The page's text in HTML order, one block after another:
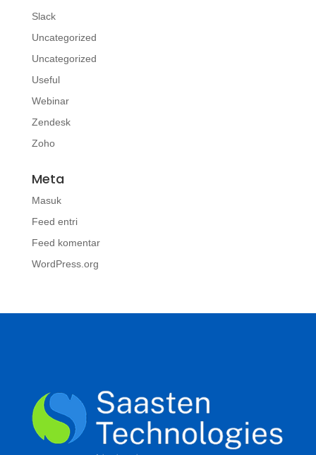
Slack
Uncategorized
Uncategorized
Useful
Webinar
Zendesk
Zoho
Meta
Masuk
Feed entri
Feed komentar
WordPress.org